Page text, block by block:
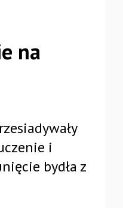
na
i
bydła z